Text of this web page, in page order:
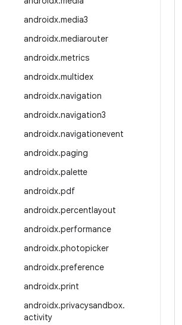
androidx.media3
androidx.mediarouter
androidx.metrics
androidx.multidex
androidx.navigation
androidx.navigation3
androidx.navigationevent
androidx.paging
androidx.palette
androidx.pdf
androidx.percentlayout
androidx.performance
androidx.photopicker
androidx.preference
androidx.print
androidx.privacysandbox.
activity